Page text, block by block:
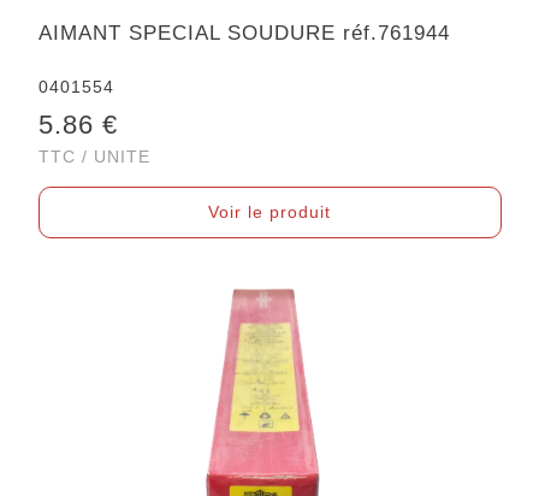
AIMANT SPECIAL SOUDURE réf.761944
0401554
5.86 €
TTC / UNITE
Voir le produit